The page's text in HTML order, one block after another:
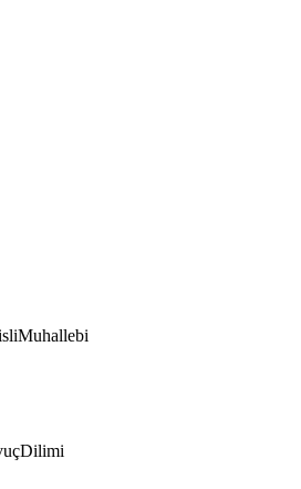
Muhallebi
Dilimi